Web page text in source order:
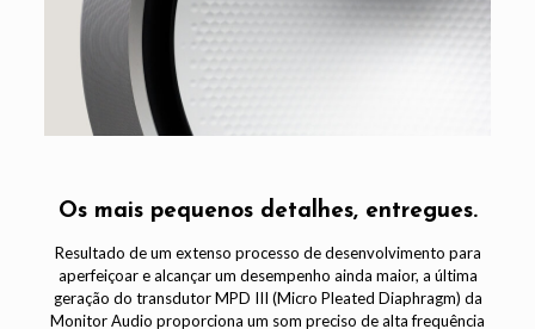
Os mais pequenos detalhes, entregues.
Resultado de um extenso processo de desenvolvimento para
aperfeiçoar e alcançar um desempenho ainda maior, a última
geração do transdutor MPD III (Micro Pleated Diaphragm) da
Monitor Audio proporciona um som preciso de alta frequência